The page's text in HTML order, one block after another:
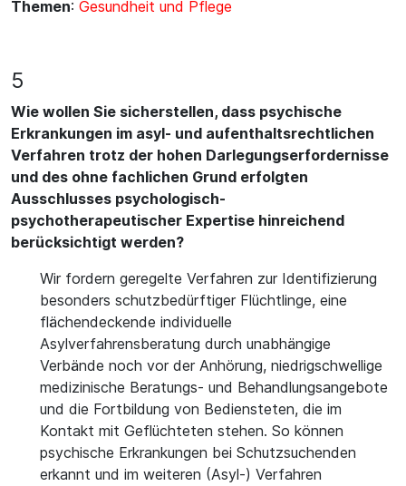
Themen: Gesundheit und Pflege
5
Wie wollen Sie sicherstellen, dass psychische
Erkrankungen im asyl- und aufenthaltsrechtlichen
Verfahren trotz der hohen Darlegungserfordernisse
und des ohne fachlichen Grund erfolgten
Ausschlusses psychologisch-
psychotherapeutischer Expertise hinreichend
berücksichtigt werden?
Wir fordern geregelte Verfahren zur Identifizierung
besonders schutzbedürftiger Flüchtlinge, eine
flächendeckende individuelle
Asylverfahrensberatung durch unabhängige
Verbände noch vor der Anhörung, niedrigschwellige
medizinische Beratungs- und Behandlungsangebote
und die Fortbildung von Bediensteten, die im
Kontakt mit Geflüchteten stehen. So können
psychische Erkrankungen bei Schutzsuchenden
erkannt und im weiteren (Asyl-) Verfahren